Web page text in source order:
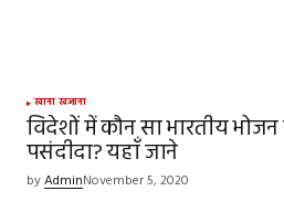
खाना खजाना
विदेशों में कौन सा भारतीय
पसंदीदा? यहाँ जाने
byAdminNovember 5, 2020